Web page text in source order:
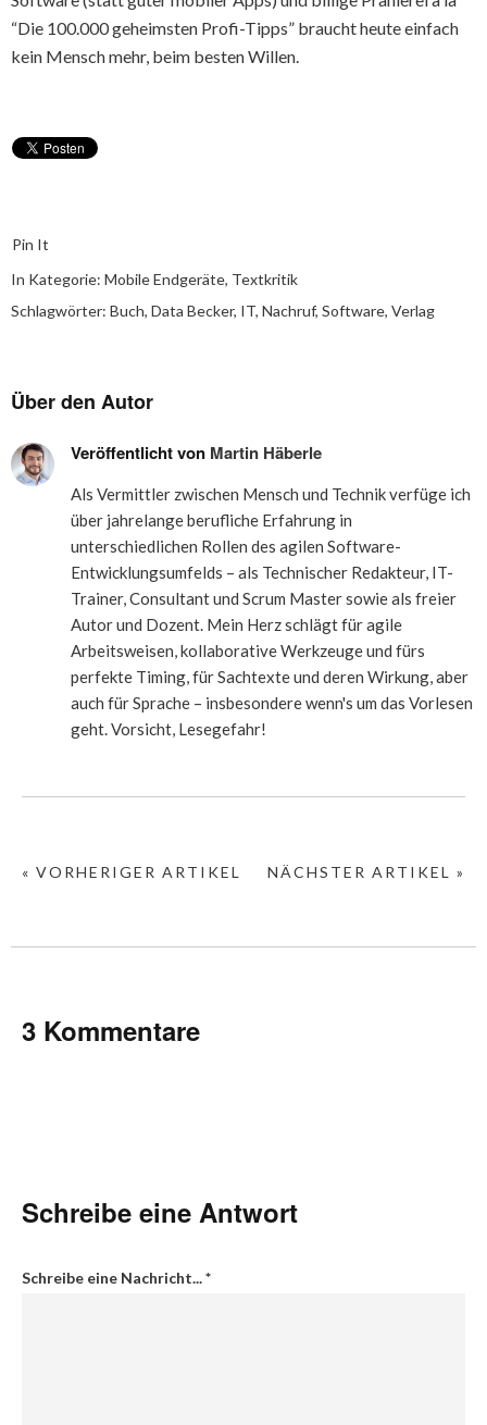
“Die 100.000 geheimsten Profi-Tipps” braucht heute einfach
kein Mensch mehr, beim besten Willen.
Pin It
In Kategorie: Mobile Endgeräte, Textkritik
Schlagwörter: Buch, Data Becker, IT, Nachruf, Software, Verlag
Über den Autor
Veröffentlicht von Martin Häberle
Als Vermittler zwischen Mensch und Technik verfüge ich
über jahrelange berufliche Erfahrung in
unterschiedlichen Rollen des agilen Software-
Entwicklungsumfelds – als Technischer Redakteur, IT-
Trainer, Consultant und Scrum Master sowie als freier
Autor und Dozent. Mein Herz schlägt für agile
Arbeitsweisen, kollaborative Werkzeuge und fürs
perfekte Timing, für Sachtexte und deren Wirkung, aber
auch für Sprache – insbesondere wenn's um das Vorlesen
geht. Vorsicht, Lesegefahr!
NÄCHSTER ARTIKEL »
« VORHERIGER ARTIKEL
3 Kommentare
Schreibe eine Antwort
Schreibe eine Nachricht...*